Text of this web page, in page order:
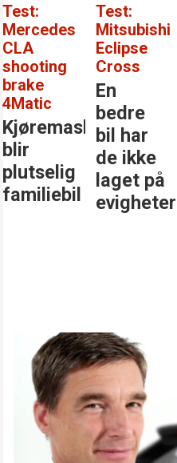
Test:
Mercedes
CLA
shooting
brake
4Matic
Kjøremaskinen
blir
plutselig
familiebil
Test:
Mitsubishi
Eclipse
Cross
En
bedre
bil har
de ikke
laget på
evigheter